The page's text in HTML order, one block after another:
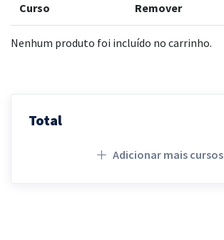
Curso Remover
Nenhum produto foi incluído no carrinho.
Total
Adicionar mais cursos